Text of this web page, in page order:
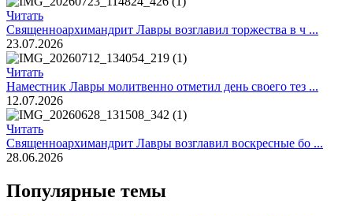
Читать
Священноархимандрит Лавры возглавил торжества в ч ...
23.07.2026
Читать
Наместник Лавры молитвенно отметил день своего тез ...
12.07.2026
Читать
Священноархимандрит Лавры возглавил воскресные бо ...
28.06.2026
Популярные темы